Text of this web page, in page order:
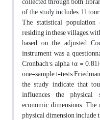
of the study includes 11
The statistical
residing in these villages,
based on the adjusted
instrument was a
Cronbach's alpha (α =
one-sample t-tests,
the study indicate that
influences the physical,
economic dimensions.
physical dimension include